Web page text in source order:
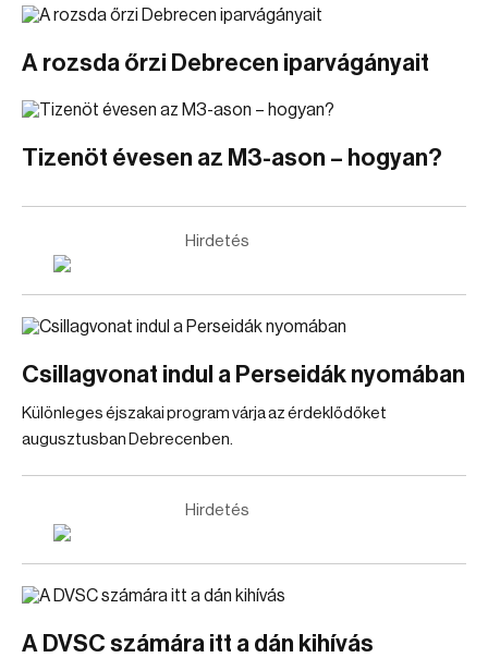
A rozsda őrzi Debrecen iparvágányait
Tizenöt évesen az M3-ason – hogyan?
Hirdetés
Csillagvonat indul a Perseidák nyomában
Különleges éjszakai program várja az érdeklődőket
augusztusban Debrecenben.
Hirdetés
A DVSC számára itt a dán kihívás